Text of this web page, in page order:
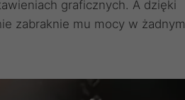
graficznych. A dzięki
zabraknie mu mocy w żadnym